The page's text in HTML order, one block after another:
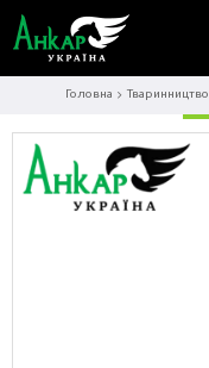
Головна Тваринництво